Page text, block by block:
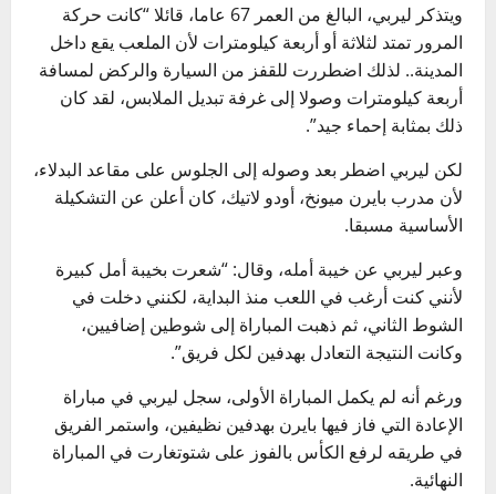
ويتذكر ليربي، البالغ من العمر 67 عاما، قائلا “كانت حركة
المرور تمتد لثلاثة أو أربعة كيلومترات لأن الملعب يقع داخل
المدينة.. لذلك اضطررت للقفز من السيارة والركض لمسافة
أربعة كيلومترات وصولا إلى غرفة تبديل الملابس، لقد كان
ذلك بمثابة إحماء جيد”.
لكن ليربي اضطر بعد وصوله إلى الجلوس على مقاعد البدلاء،
لأن مدرب بايرن ميونخ، أودو لاتيك، كان أعلن عن التشكيلة
الأساسية مسبقا.
وعبر ليربي عن خيبة أمله، وقال: “شعرت بخيبة أمل كبيرة
لأنني كنت أرغب في اللعب منذ البداية، لكنني دخلت في
الشوط الثاني، ثم ذهبت المباراة إلى شوطين إضافيين،
وكانت النتيجة التعادل بهدفين لكل فريق”.
ورغم أنه لم يكمل المباراة الأولى، سجل ليربي في مباراة
الإعادة التي فاز فيها بايرن بهدفين نظيفين، واستمر الفريق
في طريقه لرفع الكأس بالفوز على شتوتغارت في المباراة
النهائية.